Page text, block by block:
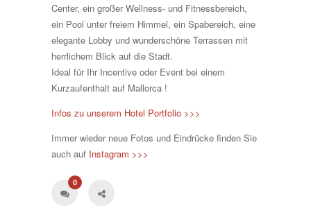
Center, ein großer Wellness- und Fitnessbereich,
ein Pool unter freiem Himmel, ein Spabereich, eine
elegante Lobby und wunderschöne Terrassen mit
herrlichem Blick auf die Stadt.
Ideal für Ihr Incentive oder Event bei einem
Kurzaufenthalt auf Mallorca !
Infos zu unserem Hotel Portfolio >>>
Immer wieder neue Fotos und Eindrücke finden Sie
auch auf Instagram >>>
0